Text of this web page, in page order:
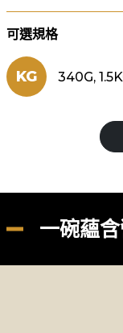
可選規格
KG 340G,
一碗蘊